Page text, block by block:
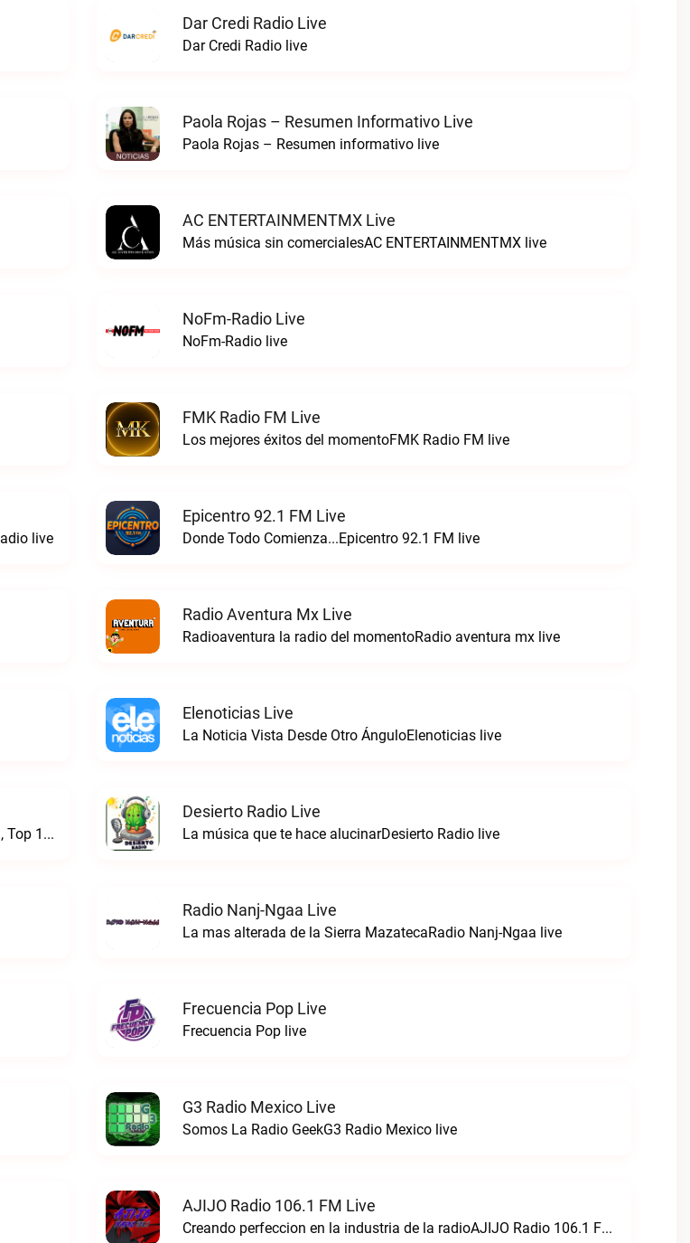
Dar Credi Radio Live
Dar Credi Radio live
Paola Rojas – Resumen Informativo Live
Paola Rojas – Resumen informativo live
AC ENTERTAINMENTMX Live
Más música sin comercialesAC ENTERTAINMENTMX live
NoFm-Radio Live
NoFm-Radio live
FMK Radio FM Live
Los mejores éxitos del momentoFMK Radio FM live
live
Epicentro 92.1 FM Live
Donde Todo Comienza...Epicentro 92.1 FM live
Radio Aventura Mx Live
Radioaventura la radio del momentoRadio aventura mx live
Elenoticias Live
La Noticia Vista Desde Otro ÁnguloElenoticias live
Online Radio, música electrónica en vivo, cultura electrónica, Top 10 semanal, videos, descargasTronicaFM live
Desierto Radio Live
La música que te hace alucinarDesierto Radio live
Radio Nanj-Ngaa Live
La mas alterada de la Sierra MazatecaRadio Nanj-Ngaa live
Frecuencia Pop Live
Frecuencia Pop live
G3 Radio Mexico Live
Somos La Radio GeekG3 Radio Mexico live
AJIJO Radio 106.1 FM Live
Creando perfeccion en la industria de la radioAJIJO Radio 106.1 FM live